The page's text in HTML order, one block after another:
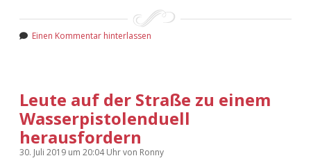
Einen Kommentar hinterlassen
Leute auf der Straße zu einem
Wasserpistolenduell
herausfordern
30. Juli 2019 um 20:04 Uhrvon Ronny